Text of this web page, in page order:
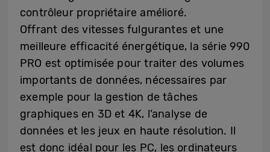
contrôleur propriétaire amélioré.
Offrant des vitesses fulgurantes et une
meilleure efficacité énergétique, la série 990
PRO est optimisée pour traiter des volumes
importants de données, nécessaires par
exemple pour la gestion de tâches
graphiques en 3D et 4K, l’analyse de
données et les jeux en haute résolution. Il
est donc idéal pour les PC, les ordinateurs